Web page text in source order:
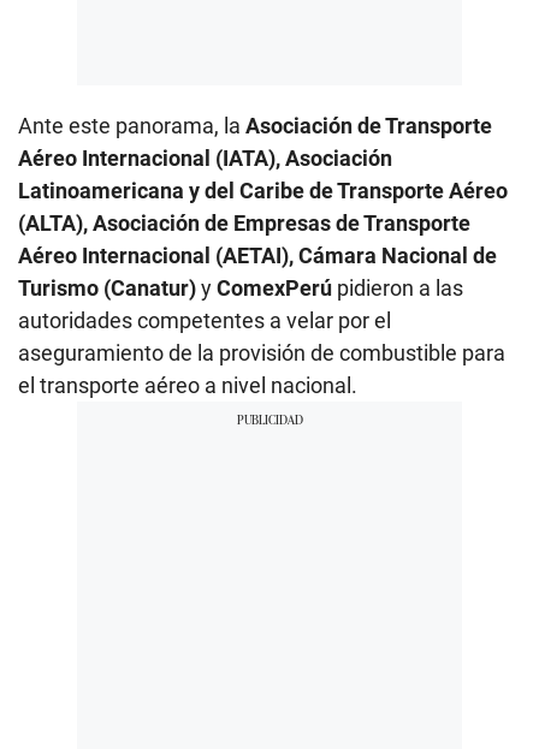
Ante este panorama, la Asociación de Transporte
Aéreo Internacional (IATA), Asociación
Latinoamericana y del Caribe de Transporte Aéreo
(ALTA), Asociación de Empresas de Transporte
Aéreo Internacional (AETAI), Cámara Nacional de
Turismo (Canatur)yComexPerú pidieron a las
autoridades competentes a velar por el
aseguramiento de la provisión de combustible para
el transporte aéreo a nivel nacional.